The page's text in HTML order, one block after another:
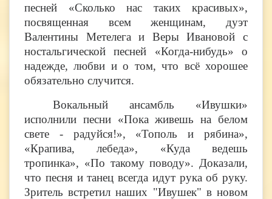
песней «Сколько нас таких красивых»,
посвященная всем женщинам, дуэт
Валентины Метелега и Веры Ивановой с
ностальгической песней «Когда-нибудь» о
надежде, любви и о том, что всё хорошее
обязательно случится.
Вокальный ансамбль «Ивушки»
исполнили песни «Пока живешь на белом
свете - радуйся!», «Тополь и рябина»,
«Крапива, лебеда», «Куда ведешь
тропинка», «По такому поводу». Доказали,
что песня и танец всегда идут рука об руку.
Зритель встретил наших "Ивушек" в новом